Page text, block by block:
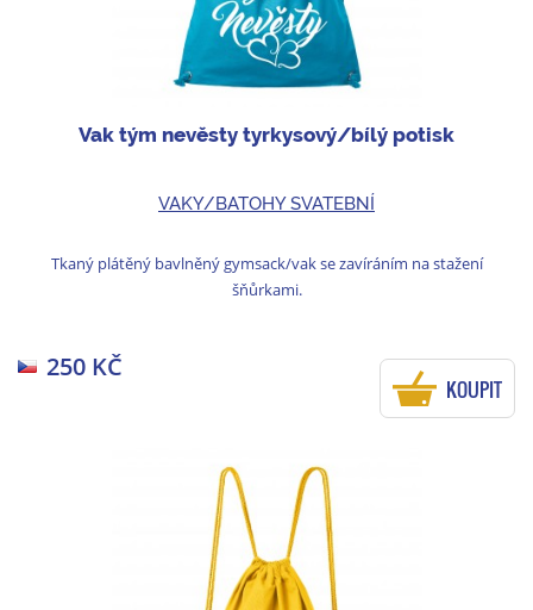
Vak tým nevěsty tyrkysový/bílý potisk
VAKY/BATOHY SVATEBNÍ
Tkaný plátěný bavlněný gymsack/vak se zavíráním na stažení
šňůrkami.
250 KČ
KOUPIT